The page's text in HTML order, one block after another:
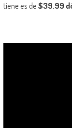
tiene es de$39.99